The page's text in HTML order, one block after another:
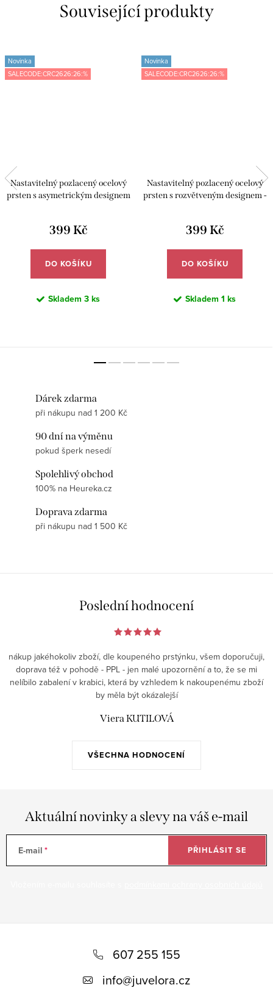
Související produkty
Novinka
SALECODE:CRC2626:26:%
Nastavitelný pozlacený ocelový
prsten s asymetrickým designem
399 Kč
DO KOŠÍKU
Skladem 3 ks
Novinka
SALECODE:CRC2626:26:%
Nastavitelný pozlacený ocelový
prsten s rozvětveným designem -
399 Kč
DO KOŠÍKU
Skladem 1 ks
Dárek zdarma
při nákupu nad 1 200 Kč
90 dní na výměnu
pokud šperk nesedí
Spolehlivý obchod
100% na Heureka.cz
Doprava zdarma
při nákupu nad 1 500 Kč
Poslední hodnocení
VŠECHNA HODNOCENÍ
nákup jakéhokoliv zboží, dle koupeného prstýnku, všem doporučuji,
doprava též v pohodě - PPL - jen malé upozornění a to, že se mi
nelíbilo zabalení v krabici, která by vzhledem k nakoupenému zboží
by měla být okázalejší
Viera KUTILOVÁ
Aktuální novinky a slevy na váš e-mail
E-mail PŘIHLÁSIT SE
607 255 155
info@juvelora.cz